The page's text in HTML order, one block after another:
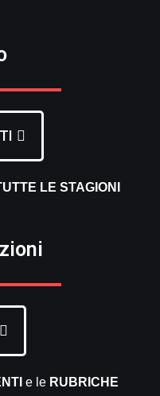
LE STAGIONI
e le RUBRICHE